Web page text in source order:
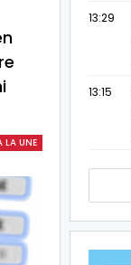
LA UNE
13:29
13:15